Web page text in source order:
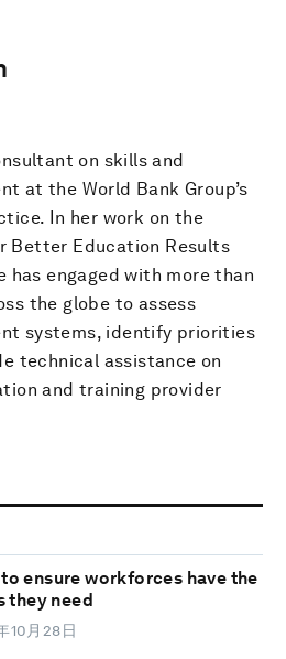
on skills and
at the World Bank Group’s
In her work on the
Better Education Results
has engaged with more than
the globe to assess
systems, identify priorities
technical assistance on
and training provider
to ensure workforces have the
they need
10月28日